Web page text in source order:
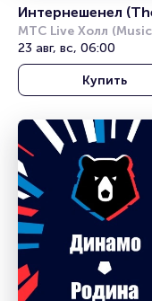
Интернешенел
International)
МТС Live Холл (Music
Media Dome)
23 авг, вс, 06:00
Купить